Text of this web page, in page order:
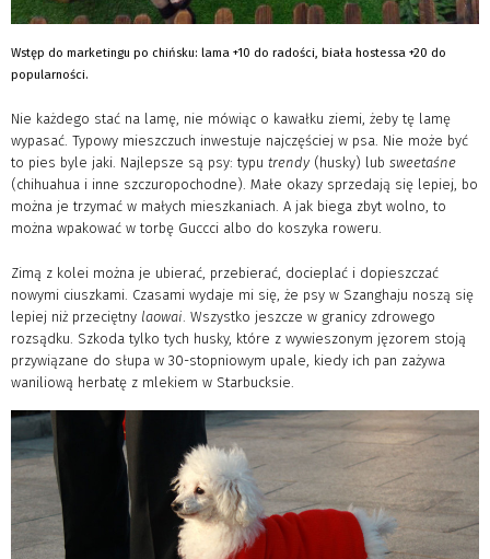
Wstęp do marketingu po chińsku: lama +10 do radości, biała hostessa +20 do
popularności.
Nie każdego stać na lamę, nie mówiąc o kawałku ziemi, żeby tę lamę
wypasać. Typowy mieszczuch inwestuje najczęściej w psa. Nie może być
to pies byle jaki. Najlepsze są psy: typutrendy(husky) lubsweetaśne
(chihuahua i inne szczuropochodne). Małe okazy sprzedają się lepiej, bo
można je trzymać w małych mieszkaniach. A jak biega zbyt wolno, to
można wpakować w torbę Guccci albo do koszyka roweru.
Zimą z kolei można je ubierać, przebierać, docieplać i dopieszczać
nowymi ciuszkami. Czasami wydaje mi się, że psy w Szanghaju noszą się
lepiej niż przeciętny laowai . Wszystko jeszcze w granicy zdrowego
rozsądku. Szkoda tylko tych husky, które z wywieszonym jęzorem stoją
przywiązane do słupa w 30-stopniowym upale, kiedy ich pan zażywa
waniliową herbatę z mlekiem w Starbucksie.